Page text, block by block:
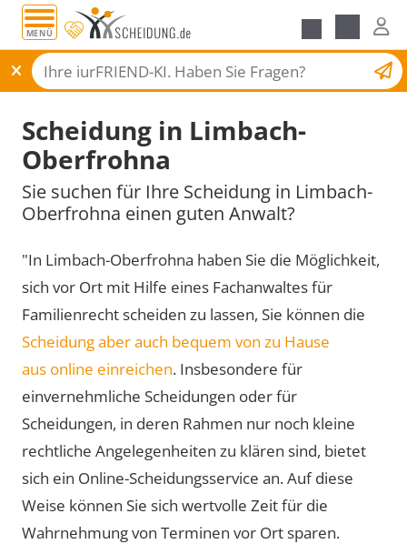
MENÜ
Scheidungsantrag
Scheidung in Limbach-
Oberfrohna
Sie suchen für Ihre Scheidung in Limbach-
Oberfrohna einen guten Anwalt?
"In Limbach-Oberfrohna haben Sie die Möglichkeit,
sich vor Ort mit Hilfe eines Fachanwaltes für
Familienrecht scheiden zu lassen, Sie können die
Scheidung aber auch bequem von zu Hause
aus online einreichen. Insbesondere für
einvernehmliche Scheidungen oder für
Scheidungen, in deren Rahmen nur noch kleine
rechtliche Angelegenheiten zu klären sind, bietet
sich ein Online-Scheidungsservice an. Auf diese
Weise können Sie sich wertvolle Zeit für die
Wahrnehmung von Terminen vor Ort sparen.